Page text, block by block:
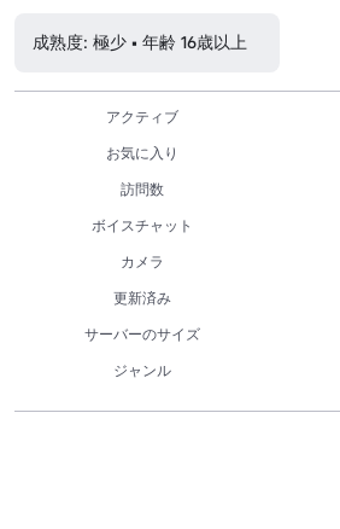
成熟度: 極少 • 年齢 16歳以上
アクティブ
お気に入り
訪問数
ボイスチャット
カメラ
更新済み
サーバーのサイズ
ジャンル